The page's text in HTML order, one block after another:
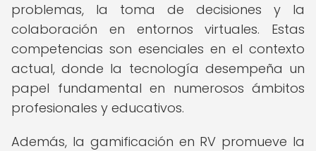
problemas, la toma de decisiones y la
colaboración en entornos virtuales. Estas
competencias son esenciales en el contexto
actual, donde la tecnología desempeña un
papel fundamental en numerosos ámbitos
profesionales y educativos.
Además, la gamificación en RV promueve la